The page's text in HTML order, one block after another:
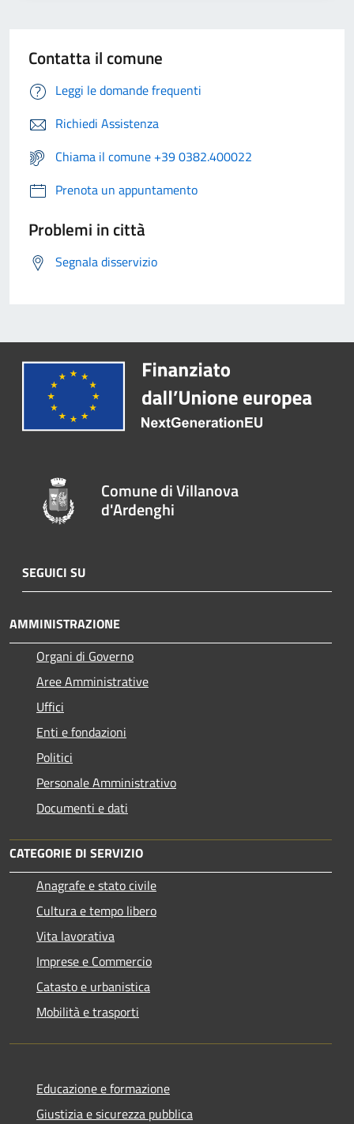
Contatta il comune
Leggi le domande frequenti
Richiedi Assistenza
Chiama il comune +39 0382.400022
Prenota un appuntamento
Problemi in città
Segnala disservizio
Comune di Villanova
d'Ardenghi
SEGUICI SU
AMMINISTRAZIONE
Organi di Governo
Aree Amministrative
Uffici
Enti e fondazioni
Politici
Personale Amministrativo
Documenti e dati
CATEGORIE DI SERVIZIO
Anagrafe e stato civile
Cultura e tempo libero
Vita lavorativa
Imprese e Commercio
Catasto e urbanistica
Mobilità e trasporti
Educazione e formazione
Giustizia e sicurezza pubblica